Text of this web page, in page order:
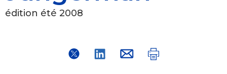
édition été 2008